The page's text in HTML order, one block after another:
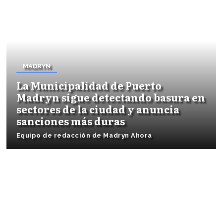
MADRYN
La Municipalidad de Puerto
Madryn sigue detectando basura en
sectores de la ciudad y anuncia
sanciones más duras
Equipo de redacción de Madryn Ahora